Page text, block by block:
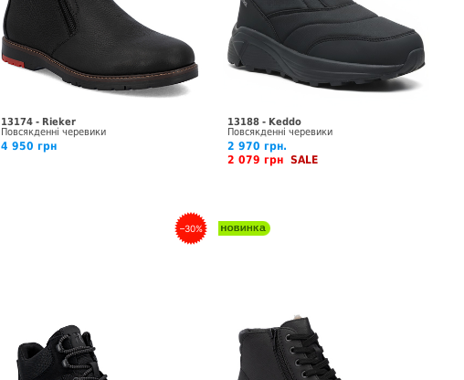
13174 - Rieker
Повсякденні черевики
4 950 грн
13188 - Keddo
Повсякденні черевики
2 970 грн.
2 079 грн SALE
–30%